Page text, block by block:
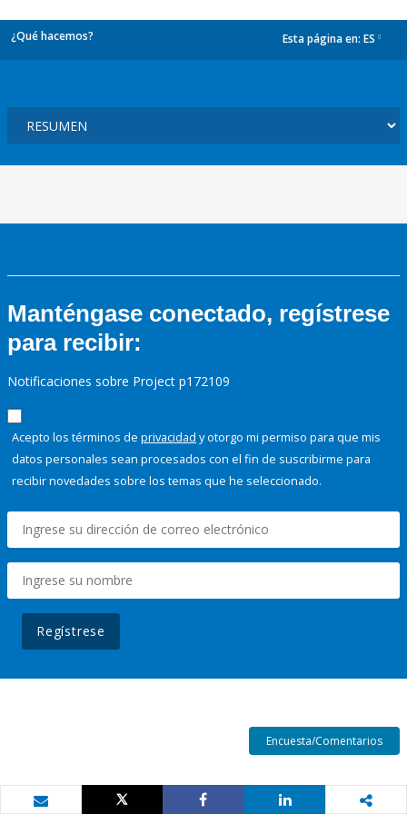
¿Qué hacemos? Esta página en: ES
Manténgase conectado, regístrese
para recibir:
Notificaciones sobre Project p172109
Acepto los términos de privacidad y otorgo mi permiso para que mis
datos personales sean procesados con el fin de suscribirme para
recibir novedades sobre los temas que he seleccionado.
Regístrese
Encuesta/Comentarios